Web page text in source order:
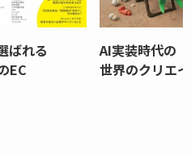
ばれる
EC
AI実装時代の
世界のクリエ